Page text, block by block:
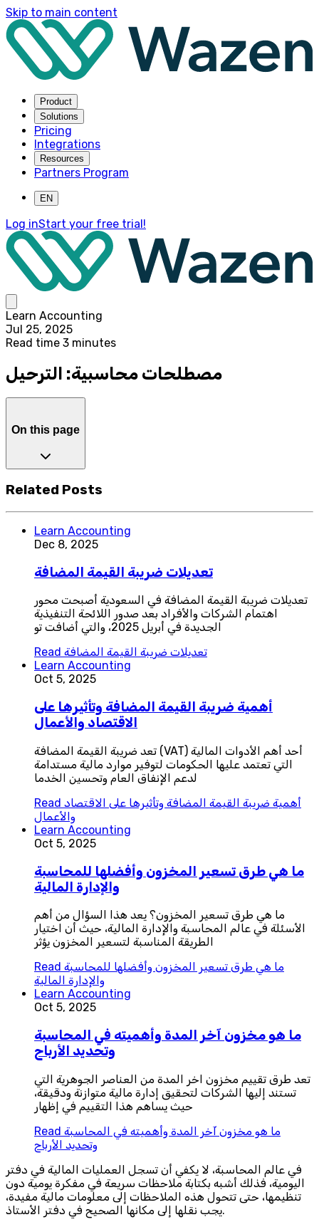
Skip to main content
Product
Solutions
Pricing
Integrations
Resources
Partners Program
EN
Log inStart your free trial!
Learn Accounting
Jul 25, 2025
Read time 3 minutes
مصطلحات محاسبية: الترحيل
On this page
Related Posts
Learn Accounting
Dec 8, 2025
تعديلات ضريبة القيمة المضافة
تعديلات ضريبة القيمة المضافة في السعودية أصبحت محور
اهتمام الشركات والأفراد بعد صدور اللائحة التنفيذية
الجديدة في أبريل 2025، والتي أضافت تو
Read تعديلات ضريبة القيمة المضافة
Learn Accounting
Oct 5, 2025
أهمية ضريبة القيمة المضافة وتأثيرها على
الاقتصاد والأعمال
تعد ضريبة القيمة المضافة (VAT) أحد أهم الأدوات المالية
التي تعتمد عليها الحكومات لتوفير موارد مالية مستدامة
لدعم الإنفاق العام وتحسين الخدما
Read أهمية ضريبة القيمة المضافة وتأثيرها على الاقتصاد
والأعمال
Learn Accounting
Oct 5, 2025
ما هي طرق تسعير المخزون وأفضلها للمحاسبة
والإدارة المالية
ما هي طرق تسعير المخزون؟ يعد هذا السؤال من أهم
الأسئلة في عالم المحاسبة والإدارة المالية، حيث أن اختيار
الطريقة المناسبة لتسعير المخزون يؤثر
Read ما هي طرق تسعير المخزون وأفضلها للمحاسبة
والإدارة المالية
Learn Accounting
Oct 5, 2025
ما هو مخزون آخر المدة وأهميته في المحاسبة
وتحديد الأرباح
تعد طرق تقييم مخزون اخر المدة من العناصر الجوهرية التي
تستند إليها الشركات لتحقيق إدارة مالية متوازنة ودقيقة،
حيث يساهم هذا التقييم في إظهار
Read ما هو مخزون آخر المدة وأهميته في المحاسبة
وتحديد الأرباح
في عالم المحاسبة، لا يكفي أن تسجل العمليات المالية في دفتر
اليومية، فذلك أشبه بكتابة ملاحظات سريعة في مفكرة يومية دون
تنظيمها، حتى تتحول هذه الملاحظات إلى معلومات مالية مفيدة،
يجب نقلها إلى مكانها الصحيح في دفتر الأستاذ.